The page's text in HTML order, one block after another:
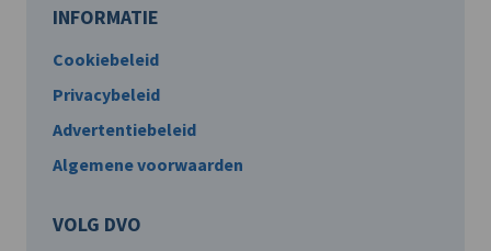
INFORMATIE
Cookiebeleid
Privacybeleid
Advertentiebeleid
Algemene voorwaarden
VOLG DVO